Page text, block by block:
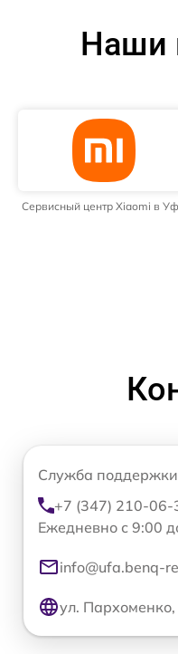
Наши
Сервисный центр Xiaomi в
Служба поддержки
+7 (347) 210-06-
Ежедневно с 9:00
info@ufa.benq-
ул.